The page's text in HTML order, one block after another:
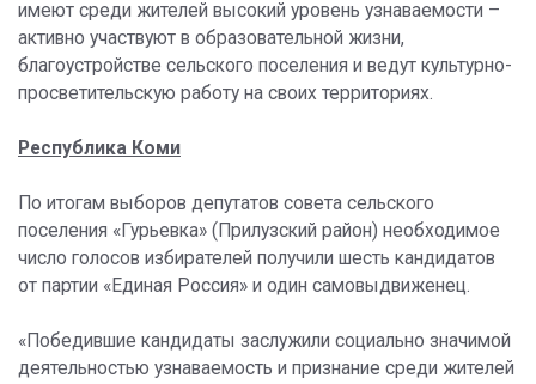
имеют среди жителей высокий уровень узнаваемости –
активно участвуют в образовательной жизни,
благоустройстве сельского поселения и ведут культурно-
просветительскую работу на своих территориях.
Республика Коми
По итогам выборов депутатов совета сельского
поселения «Гурьевка» (Прилузский район) необходимое
число голосов избирателей получили шесть кандидатов
от партии «Единая Россия» и один самовыдвиженец.
«Победившие кандидаты заслужили социально значимой
деятельностью узнаваемость и признание среди жителей